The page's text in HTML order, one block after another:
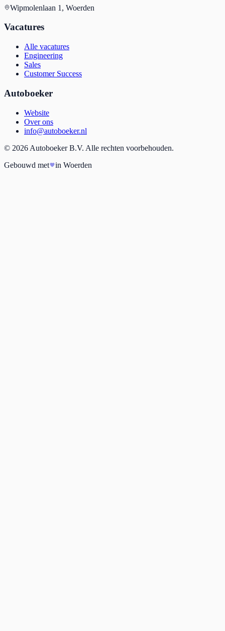
Wipmolenlaan 1, Woerden
Vacatures
Alle vacatures
Engineering
Sales
Customer Success
Autoboeker
Website
Over ons
info@autoboeker.nl
© 2026 Autoboeker B.V. Alle rechten voorbehouden.
Gebouwd met
in Woerden